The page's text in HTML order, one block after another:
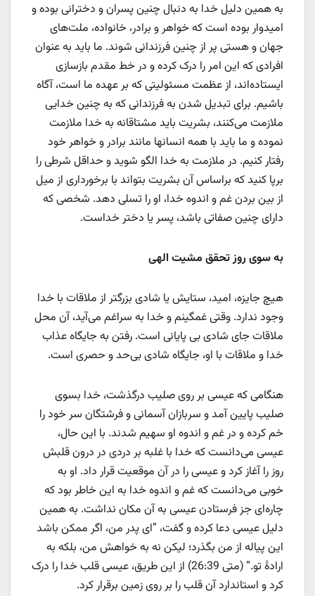
به همین دلیل خدا به دنبال چنین پسران و دخترانی بوده و
امیدوار بوده است که خواهر و برادر، خانواده، ملت‌های
جهان و هستی پر از چنین فرزندانی شوند. ما باید به عنوان
افرادی که این امر را درک کرده و در خط مقدم بازسازی
ایستاده‌اند، از عظمت مسئولیتی که بر عهده ما است، آگاه
باشیم. برای تبدیل شدن به فرزندانی که به چنین خدایی
ملازمت می‌کنند، بشریت باید مشتاقانه به خدا ملازمت
نموده و ما باید با همه انسانها مانند برادر و خواهر خود
رفتار کنیم. در ملازمت به خدا الگو شوید و حداقل شرطی را
برپا کنید که براساس آن بشریت بتواند با برخورداری از میل
از بین بردن غم و اندوه خدا، او را تسلی دهد. شخصی که
دارای چنین صفاتی باشد، پسر یا دختر خداست.
به سوی روز تحقق مشیت الهی
هیچ جایزه، امید، ستایش یا شادی بزرگتر از ملاقات با خدا
وجود ندارد. وقتی غمگینم و خدا به سراغم می‌آید، آن محل
ملاقات جای شادی بی پایانی است. رفتن به جایگاه عذاب
خدا و ملاقات با او، جایگاه شادی بی‌حد و حصری است.
هنگامی که عیسی بر روی صلیب درگذشت، خدا بسوی
صلیب پایین آمد و سربازان آسمانی و فرشتگان سر خود را
خم کرده و در غم و اندوه او سهیم شدند. با این حال،
عیسی می‌دانست که خدا با غلبه بر دردی در درون قلبش
روز را آغاز کرد و عیسی را در آن موقعیت قرار داد. او به
خوبی می‌دانست که غم و اندوه خدا به این خاطر بود که
چاره‌ای جز فرستادن عیسی به آن مکان نداشت. به همین
دلیل عیسی دعا کرده و گفت، ”ای پدر من، اگر ممکن باشد
این پیاله از من بگذرد؛ لیکن نه به خواهش من، بلکه به
ارادهٔ تو.“ (متی 26:39) از این طریق، عیسی قلب خدا را درک
کرد و استاندارد آن قلب را بر روی زمین برقرار کرد.